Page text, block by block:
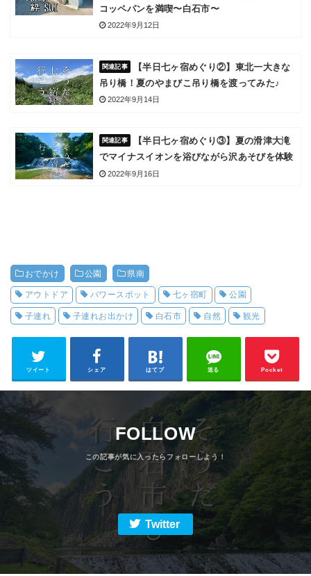
コッペパンを満喫〜白石市〜
2022年9月12日
【半日七ヶ宿めぐり②】東北一大きな
吊り橋！夏のやまびこ吊り橋を渡ってみた♪
2022年9月14日
【半日七ヶ宿めぐり③】夏の滑津大滝
でマイナスイオンを浴びながら沢あそびを体験
2022年9月16日
おでかけ 公園 県南
アウトドア パワースポット 七ヶ宿町 公園
子連れ 子連れお出かけ 白石市 自然 観光
ツイート シェア はてブ 送る Pocket
FOLLOW
Twitter